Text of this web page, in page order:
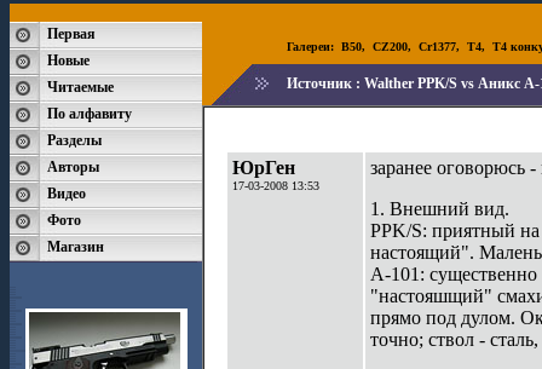
Первая
Новые
Читаемые
По алфавиту
Разделы
Авторы
Видео
Фото
Магазин
Галереи: B50, CZ200, Cr1377, T4, T4
Источник : Walther PPK/S vs Аникс А-
ЮрГен
17-03-2008 13:53
заранее оговорюсь
1. Внешний вид.
PPK/S: приятный
настоящий".
А-101: существенно
"настояшщий"
прямо под дулом.
точно; ствол -